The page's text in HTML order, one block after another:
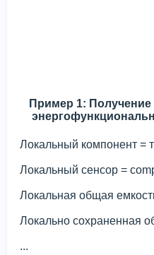
Пример 1: Получение
Локальный компонент =
Локальный сенсор =
Локальная общая
Локально сохраненная
...